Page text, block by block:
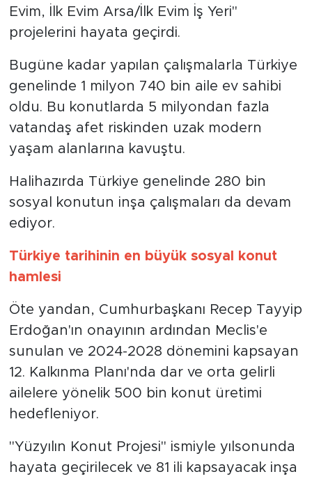
Evim, İlk Evim Arsa/İlk Evim İş Yeri"
projelerini hayata geçirdi.
Bugüne kadar yapılan çalışmalarla Türkiye
genelinde 1 milyon 740 bin aile ev sahibi
oldu. Bu konutlarda 5 milyondan fazla
vatandaş afet riskinden uzak modern
yaşam alanlarına kavuştu.
Halihazırda Türkiye genelinde 280 bin
sosyal konutun inşa çalışmaları da devam
ediyor.
Türkiye tarihinin en büyük sosyal konut
hamlesi
Öte yandan, Cumhurbaşkanı Recep Tayyip
Erdoğan'ın onayının ardından Meclis'e
sunulan ve 2024-2028 dönemini kapsayan
12. Kalkınma Planı'nda dar ve orta gelirli
ailelere yönelik 500 bin konut üretimi
hedefleniyor.
"Yüzyılın Konut Projesi" ismiyle yılsonunda
hayata geçirilecek ve 81 ili kapsayacak inşa